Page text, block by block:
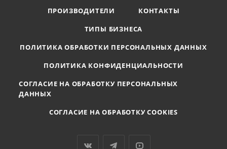
ПРОИЗВОДИТЕЛИ
КОНТАКТЫ
ТИПЫ БИЗНЕСА
ПОЛИТИКА ОБРАБОТКИ ПЕРСОНАЛЬНЫХ ДАННЫХ
ПОЛИТИКА КОНФИДЕНЦИАЛЬНОСТИ
СОГЛАСИЕ НА ОБРАБОТКУ ПЕРСОНАЛЬНЫХ
ДАННЫХ
СОГЛАСИЕ НА ОБРАБОТКУ COOKIES